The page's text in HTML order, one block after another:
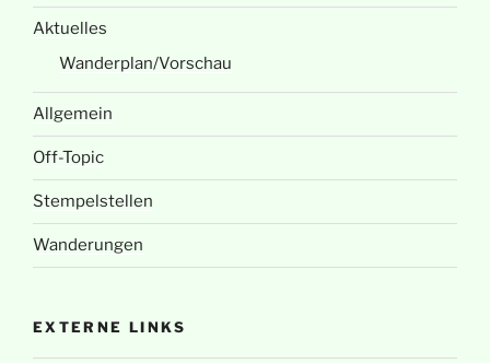
Aktuelles
Wanderplan/Vorschau
Allgemein
Off-Topic
Stempelstellen
Wanderungen
EXTERNE LINKS